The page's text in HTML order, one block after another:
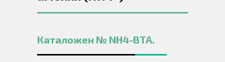
Каталожен № NH4-BTA.